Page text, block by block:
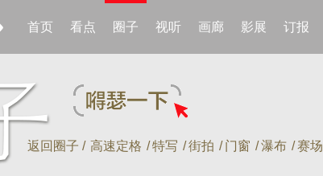
首页 看点 圈子 视听 画廊 影展 订报
返回圈子 / 高速定格 /特写 /街拍 / 门窗 /瀑布 /赛场